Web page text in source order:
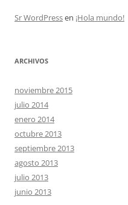
Sr WordPressen ¡Hola mundo!
ARCHIVOS
noviembre 2015
julio 2014
enero 2014
octubre 2013
septiembre 2013
agosto 2013
julio 2013
junio 2013